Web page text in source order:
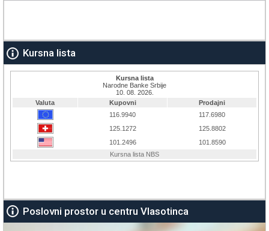
Kursna lista
Poslovni prostor u centru Vlasotinca